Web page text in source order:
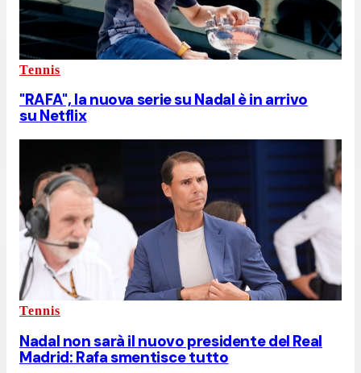
Tennis
"RAFA", la nuova serie su Nadal è in arrivo
su Netflix
Tennis
Nadal non sarà il nuovo presidente del Real
Madrid: Rafa smentisce tutto